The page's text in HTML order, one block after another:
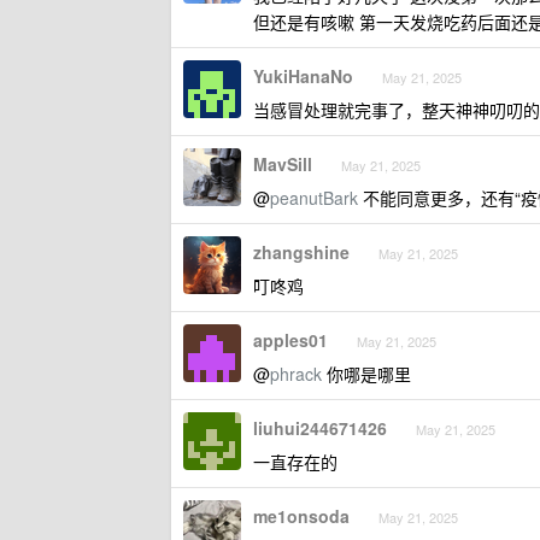
但还是有咳嗽 第一天发烧吃药后面还
YukiHanaNo May 21, 2025
当感冒处理就完事了，整天神神叨叨的
MavSill May 21, 2025
@peanutBark 不能同意更多，还有“疫
zhangshine May 21, 2025
叮咚鸡
apples01 May 21, 2025
@phrack 你哪是哪里
liuhui244671426 May 21, 2025
一直存在的
me1onsoda May 21, 2025